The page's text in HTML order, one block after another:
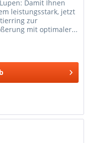
Damit Ihnen
leistungsstark, jetzt
zur
mit optimaler...